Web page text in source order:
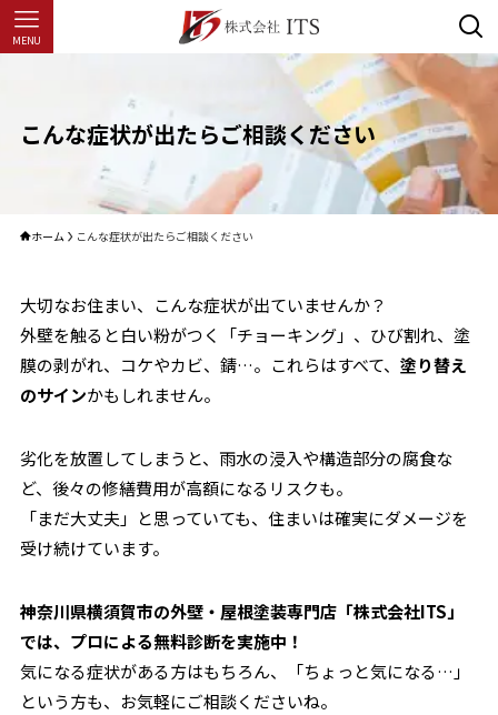
MENU
こんな症状が出たらご相談ください
ホーム こんな症状が出たらご相談ください
大切なお住まい、こんな症状が出ていませんか？
外壁を触ると白い粉がつく「チョーキング」、ひび割れ、塗
膜の剥がれ、コケやカビ、錆…。これらはすべて、 塗り替え
のサインかもしれません。
劣化を放置してしまうと、雨水の浸入や構造部分の腐食な
ど、後々の修繕費用が高額になるリスクも。
「まだ大丈夫」と思っていても、住まいは確実にダメージを
受け続けています。
神奈川県横須賀市の外壁・屋根塗装専門店「株式会社ITS」
では、プロによる無料診断を実施中！
気になる症状がある方はもちろん、「ちょっと気になる…」
という方も、お気軽にご相談くださいね。